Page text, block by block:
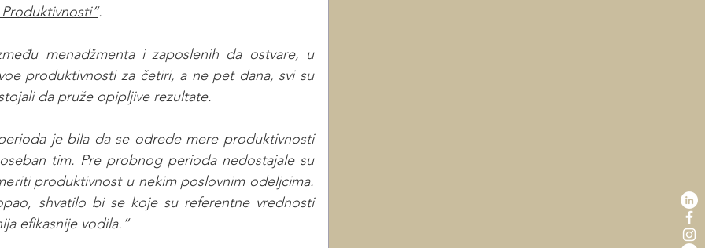
.
menadžmenta i zaposlenih da ostvare, u
produktivnosti za četiri, a ne pet dana, svi su
da pruže opipljive rezultate.
je bila da se odrede mere produktivnosti
tim. Pre probnog perioda nedostajale su
produktivnost u nekim poslovnim odeljcima.
shvatilo bi se koje su referentne vrednosti
efikasnije vodila.”